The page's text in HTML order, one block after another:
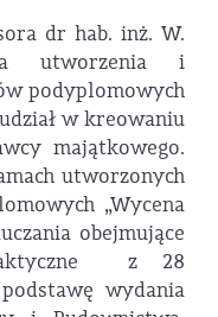
dr hab. inż. W.
utworzenia i
podyplomowych
w kreowaniu
majątkowego.
utworzonych
„Wycena
obejmujące
z 28
wydania